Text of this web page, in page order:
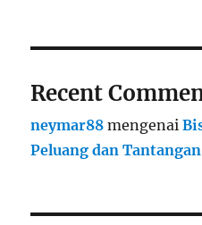
Recent
neymar88 mengenai
Peluang dan